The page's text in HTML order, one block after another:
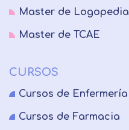
Master de Logopedia
Master de TCAE
CURSOS
Cursos de Enfermería
Cursos de Farmacia